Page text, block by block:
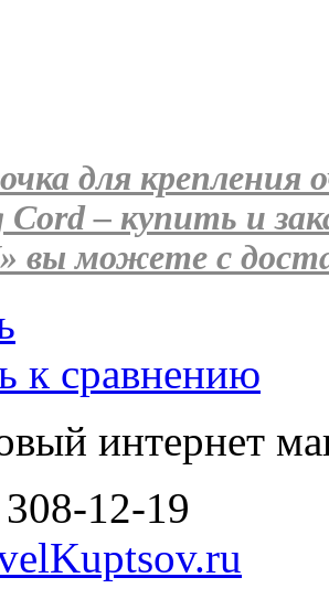
для
Cord – купить и
вы можете с
к сравнению
интернет
12-19